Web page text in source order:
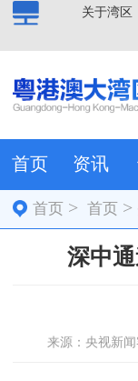
关于湾区
首页 资讯
首页 >首页 >
深中
来源：央视新